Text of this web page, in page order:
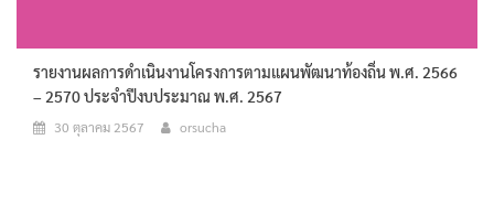
รายงานผลการดำเนินงานโครงการตามแผนพัฒนาท้องถิ่น พ.ศ. 2566
– 2570 ประจำปีงบประมาณ พ.ศ. 2567
30 ตุลาคม 2567 orsucha